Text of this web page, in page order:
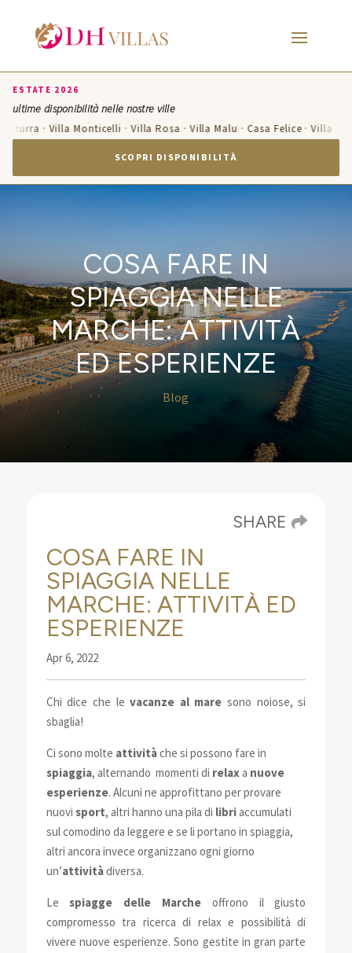
ESTATE 2026
ultime disponibilità nelle nostre ville
· Villa Monticelli · Villa Rosa · Villa Malu · Casa Felice · Villa
SCOPRI DISPONIBILITÀ
COSA FARE IN
SPIAGGIA NELLE
MARCHE: ATTIVITÀ
ED ESPERIENZE
Blog
SHARE
COSA FARE IN
SPIAGGIA NELLE
MARCHE: ATTIVITÀ ED
ESPERIENZE
Apr 6, 2022
Chi dice che levacanze al mare sono noiose, si
sbaglia!
Ci sono molte attivitàche si possono fare in
spiaggia, alternando momenti di relaxa nuove
esperienze. Alcuni ne approfittano per provare
nuovi sport, altri hanno una pila di libriaccumulati
sul comodino da leggere e se li portano in spiaggia,
altri ancora invece organizzano ogni giorno
un’attivitàdiversa.
Lespiagge delle Marche offrono il giusto
compromesso tra ricerca di relax e possibilità di
vivere nuove esperienze. Sono gestite in gran parte